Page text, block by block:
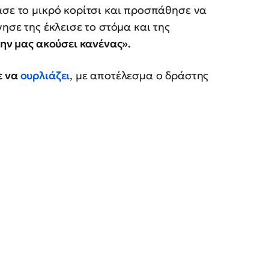
το μικρό κορίτσι και προσπάθησε να
της έκλεισε το στόμα και της
μας ακούσει κανένας».
ναουρλιάζει, με αποτέλεσμα ο δράστης